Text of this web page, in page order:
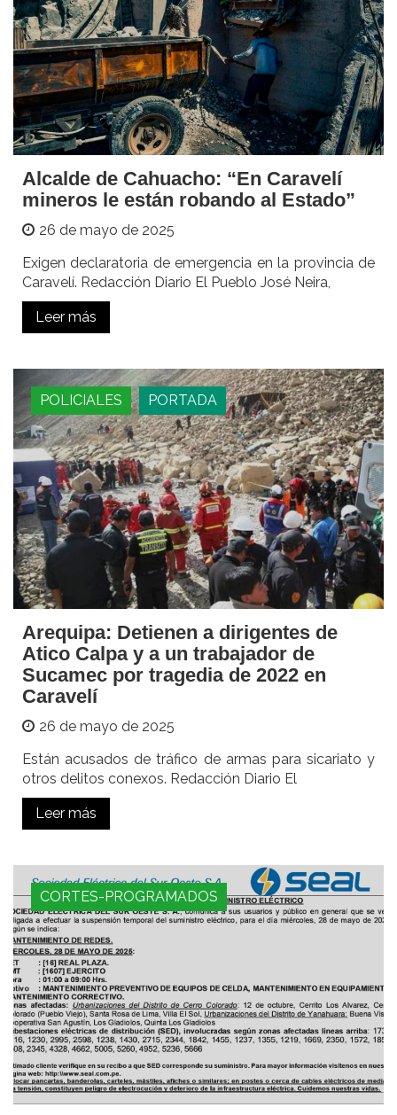
Alcalde de Cahuacho: “En Caravelí
mineros le están robando al Estado”
26 de mayo de 2025
Exigen declaratoria de emergencia en la provincia de
Caravelí. Redacción Diario El Pueblo José Neira,
Leer más
POLICIALES PORTADA
Arequipa: Detienen a dirigentes de
Atico Calpa y a un trabajador de
Sucamec por tragedia de 2022 en
Caravelí
26 de mayo de 2025
Están acusados de tráfico de armas para sicariato y
otros delitos conexos. Redacción Diario El
Leer más
CORTES-PROGRAMADOS